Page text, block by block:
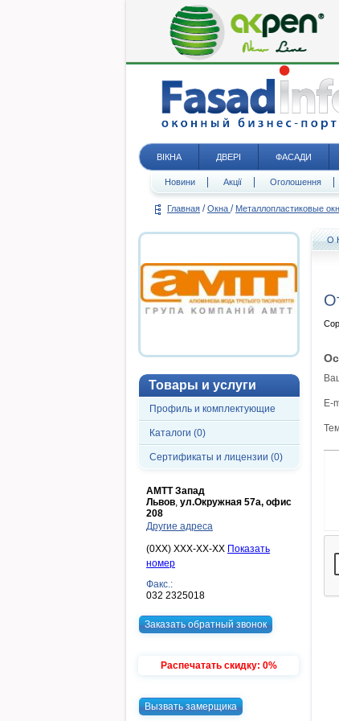
ВІКНА ДВЕРІ ФАСАДИ
Новини Акції Оголошення
Главная / Окна / Металлопластиковые
Товары и услуги
Профиль и комплектующие
Каталоги (0)
Сертификаты и лицензии (0)
АМТТ Запад
Львов, ул.Окружная 57а, офис
208
Другие адреса
(0XX) XXX-XX-XX Показать
номер
Факс.:
032 2325018
Заказать обратный звонок
Распечатать скидку: 0%
Вызвать замерщика
О
E-